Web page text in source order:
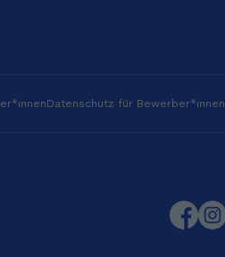
Datenschutz für Bewerber*innen